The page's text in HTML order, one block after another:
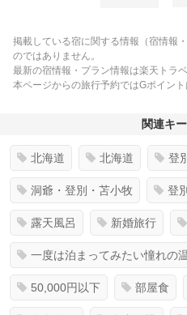
掲載している宿に関する情報（宿情報
のではありません。
最新の宿情報・プラン情報は楽天トラ
本ページからの旅行予約ではGポイント
関連キ
北海道 北海道 登
洞爺・登別・苫小牧 登
露天風呂 新婚旅行
一度は泊まってみたい憧れの
50,000円以下 部屋食